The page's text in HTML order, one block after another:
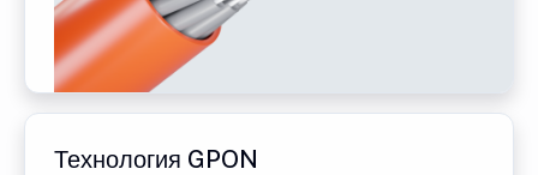
Технология GPON